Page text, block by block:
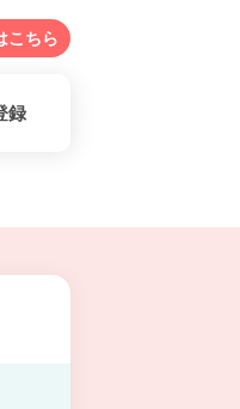
こちら
録